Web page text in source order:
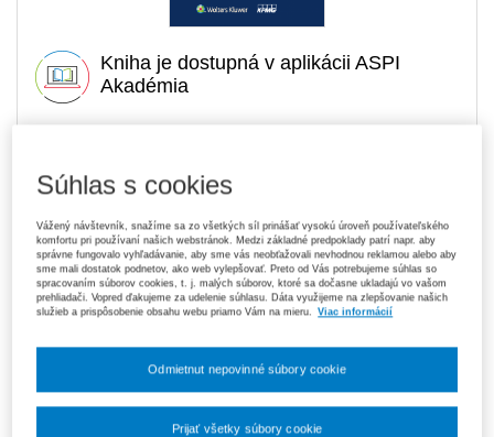
Kniha je dostupná v aplikácii ASPI
Akadémia
Dopredaj- expedujeme ihneď. U vás do 3
119,70 €
Predplatné 6 mesiacov ASPI Akadémia
V predaji
E-kniha je dostupná výhradne prostredníctvom aplikácie ASPI
Akadémia. Čo je ASPI Akadémia?
Predplatné 12 mesiacov ASPI Akadémia
Čo je ASPI Akadémia?
Súhlas s cookies
Vážený návštevník, snažíme sa zo všetkých síl prinášať vysokú úroveň používateľského
komfortu pri používaní našich webstránok. Medzi základné predpoklady patrí napr. aby
správne fungovalo vyhľadávanie, aby sme vás neobťažovali nevhodnou reklamou alebo aby
sme mali dostatok podnetov, ako web vylepšovať. Preto od Vás potrebujeme súhlas so
spracovaním súborov cookies, t. j. malých súborov, ktoré sa dočasne ukladajú vo vašom
prehliadači. Vopred ďakujeme za udelenie súhlasu. Dáta využijeme na zlepšovanie našich
služieb a prispôsobenie obsahu webu priamo Vám na mieru.
Viac informácií
Odmietnut nepovinné súbory cookie
Prijať všetky súbory cookie